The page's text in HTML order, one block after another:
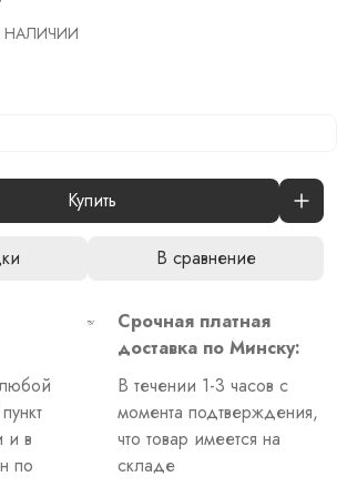
НАЛИЧИИ
Купить
В сравнение
и в
по
Срочная платная
доставка по Минску:
В течении 1-3 часов с
момента подтверждения,
что товар имеется на
складе